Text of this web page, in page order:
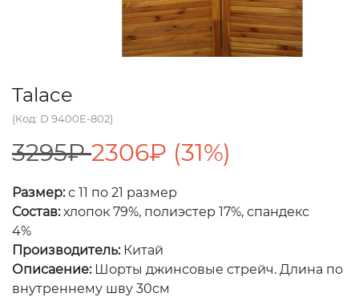
Talace
(Код: D 9400E-802)
3295₽2306₽ (31%)
Размер:с 11 по 21 размер
Состав:хлопок 79%, полиэстер 17%, спандекс
4%
Производитель:Китай
Описаение:Шорты джинсовые стрейч. Длина по
внутреннему шву 30см